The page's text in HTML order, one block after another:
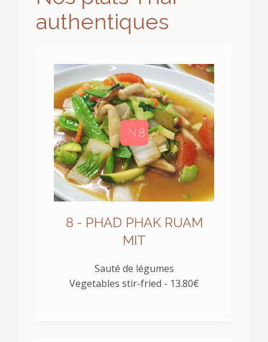
authentiques
8 - PHAD PHAK RUAM
MIT
Sauté de légumes
Vegetables stir-fried - 13.80€